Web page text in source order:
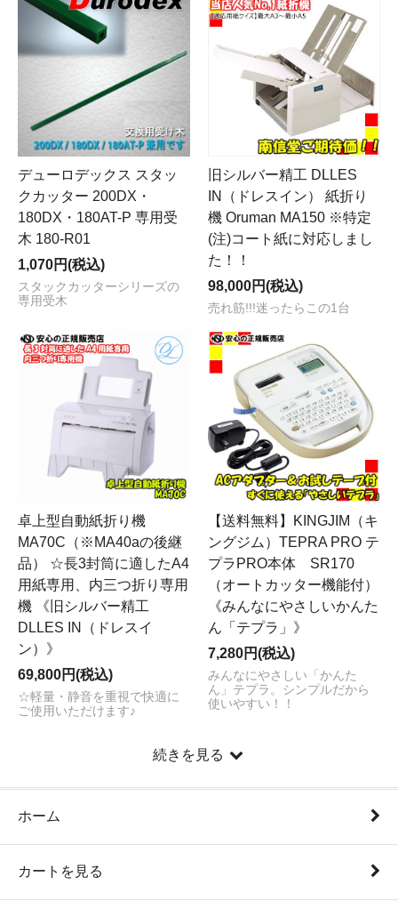
デューロデックス スタッ
クカッター 200DX・
180DX・180AT-P 専用受
木 180-R01
1,070円(税込)
スタックカッターシリーズの
専用受木
旧シルバー精工 DLLES
IN（ドレスイン） 紙折り
機 Oruman MA150 ※特定
(注)コート紙に対応しまし
た！！
98,000円(税込)
売れ筋!!!迷ったらこの1台
卓上型自動紙折り機
MA70C（※MA40aの後継
品） ☆長3封筒に適したA4
用紙専用、内三つ折り専用
機 《旧シルバー精工
DLLES IN（ドレスイ
ン）》
69,800円(税込)
☆軽量・静音を重視で快適に
ご使用いただけます♪
【送料無料】KINGJIM（キ
ングジム）TEPRA PRO テ
プラPRO本体 SR170
（オートカッター機能付）
《みんなにやさしいかんた
ん「テプラ」》
7,280円(税込)
みんなにやさしい「かんた
ん」テプラ。シンプルだから
使いやすい！！
続きを見る
ホーム
カートを見る